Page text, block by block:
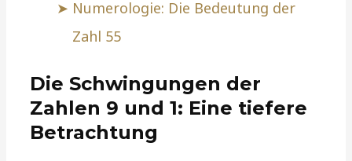
Numerologie: Die Bedeutung der
Zahl 55
Die Schwingungen der
Zahlen 9 und 1: Eine tiefere
Betrachtung